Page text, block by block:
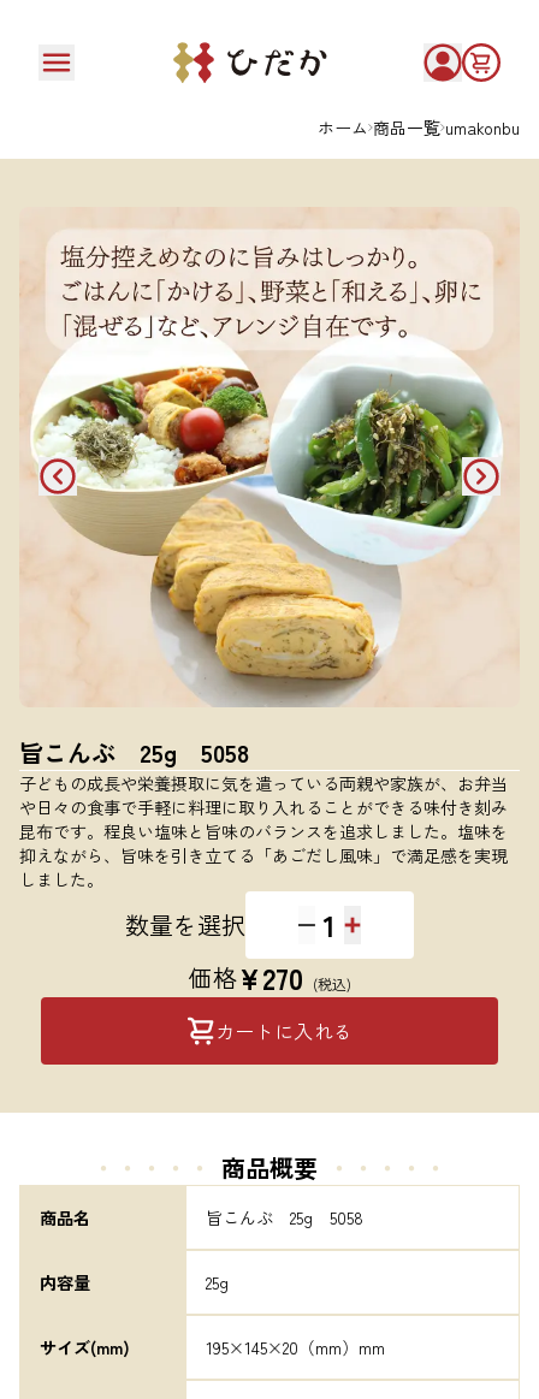
ホーム 商品一覧 umakonbu
旨こんぶ 25g 5058
子どもの成長や栄養摂取に気を遣っている両親や家族が、お弁当
や日々の食事で手軽に料理に取り入れることができる味付き刻み
昆布です。程良い塩味と旨味のバランスを追求しました。塩味を
抑えながら、旨味を引き立てる「あごだし風味」で満足感を実現
しました。
数量を選択 1
価格¥270 (税込)
カートに入れる
・・・・・ 商品概要 ・・・・・
商品名 旨こんぶ　25g　5058
内容量 25g
サイズ(mm) 195×145×20（mm）mm